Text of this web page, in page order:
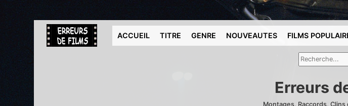
ACCUEIL TITRE GENRE NOUVEAUTES FILMS
Erreurs
Montages, Raccords,